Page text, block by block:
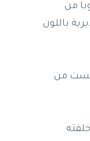
من
باللون
من